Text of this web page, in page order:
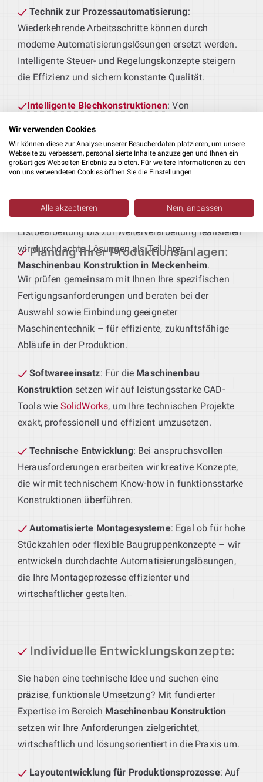
Technik zur Prozessautomatisierung:
Wiederkehrende Arbeitsschritte können durch
moderne Automatisierungslösungen ersetzt werden.
Intelligente Steuer- und Regelungskonzepte steigern
die Effizienz und sichern konstante Qualität.
Intelligente Blechkonstruktionen: Von
tragenden Rahmenkonstruktionen – wir entwickeln
Blechteile, die perfekt zu Ihren Produktionsprozessen
passen.
Maschinen für Ihre Fertigung: Sie liefern das
Produkt – wir die passende Technik. Von der
Erstbearbeitung bis zur Weiterverarbeitung realisieren
wir durchdachte Lösungen als Teil Ihrer
Maschinenbau Konstruktion in Meckenheim.
Planung Ihrer Produktionsanlagen:
Wir prüfen gemeinsam mit Ihnen Ihre spezifischen
Fertigungsanforderungen und beraten bei der
Auswahl sowie Einbindung geeigneter
Maschinentechnik – für effiziente, zukunftsfähige
Abläufe in der Produktion.
Softwareeinsatz: Für die Maschinenbau
Konstruktionsetzen wir auf leistungsstarke CAD-
Tools wie SolidWorks, um Ihre technischen Projekte
exakt, professionell und effizient umzusetzen.
Technische Entwicklung: Bei anspruchsvollen
Herausforderungen erarbeiten wir kreative Konzepte,
die wir mit technischem Know-how in funktionsstarke
Konstruktionen überführen.
Automatisierte Montagesysteme: Egal ob für hohe
Stückzahlen oder flexible Baugruppenkonzepte – wir
entwickeln durchdachte Automatisierungslösungen,
die Ihre Montageprozesse effizienter und
wirtschaftlicher gestalten.
Individuelle Entwicklungskonzepte:
Sie haben eine technische Idee und suchen eine
präzise, funktionale Umsetzung? Mit fundierter
Expertise im Bereich Maschinenbau Konstruktion
setzen wir Ihre Anforderungen zielgerichtet,
wirtschaftlich und lösungsorientiert in die Praxis um.
Layoutentwicklung für Produktionsprozesse: Auf
Wir verwenden Cookies
Wir können diese zur Analyse unserer Besucherdaten platzieren, um unsere
Webseite zu verbessern, personalisierte Inhalte anzuzeigen und Ihnen ein
großartiges Webseiten-Erlebnis zu bieten. Für weitere Informationen zu den
von uns verwendeten Cookies öffnen Sie die Einstellungen.
Alle akzeptieren Nein, anpassen